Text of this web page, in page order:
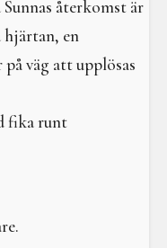
återkomst är
hjärtan, en
väg att upplösas
fika runt